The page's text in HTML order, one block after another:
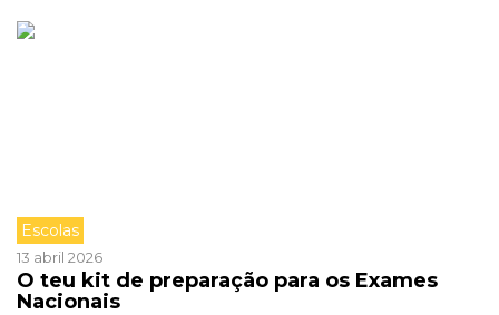
Escolas
13 abril 2026
O teu kit de preparação para os Exames
Nacionais